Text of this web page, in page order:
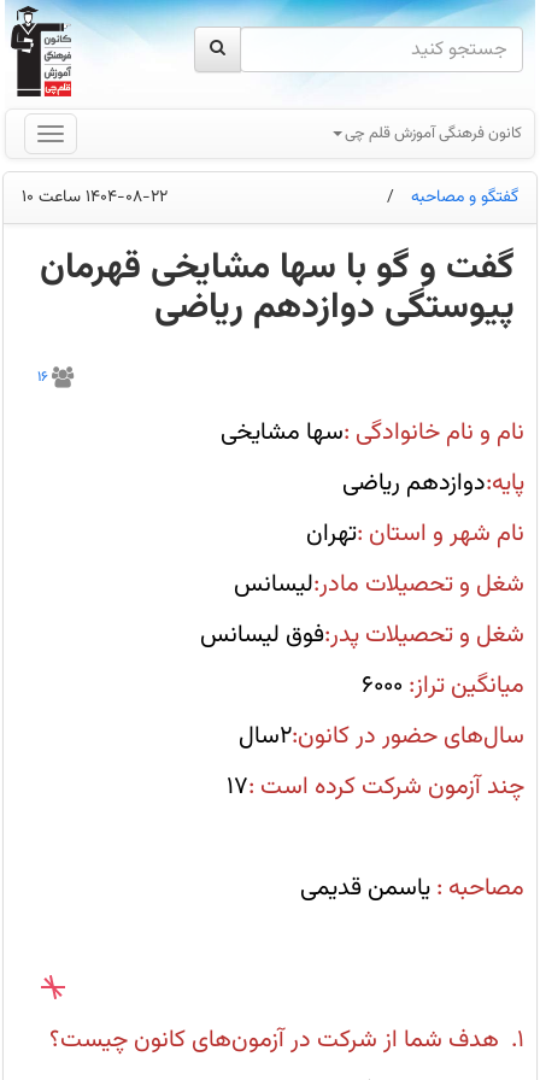
کانون فرهنگی آموزش قلم چی
گفتگو و مصاحبه / 1404-08-22 ساعت 10
گفت و گو با سها مشایخی قهرمان
پیوستگی دوازدهم ریاضی
از
کارنامه
اشتباهات
برای
تحلیل
درس
محور
مرور
آزمونهای
جمع
بندی
استفاده
می‌کنم.
16
نام و نام خانوادگی :سها مشایخی
پایه:دوازدهم ریاضی
نام شهر و استان :تهران
شغل و تحصیلات مادر:لیسانس
شغل و تحصیلات پدر:فوق لیسانس
میانگین تراز:
سال‌های حضور در کانون:2سال
چند آزمون شرکت کرده است :17
مصاحبه :یاسمن قدیمی
1. هدف شما از شرکت در آزمون‌های کانون چیست؟